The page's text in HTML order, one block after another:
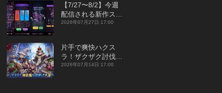
P】
【7/27〜8/2】今週
配信される新作スマ
ホゲームをまとめて
2026年07月27日 17:00
片手で爽快ハクス
ラ！ザクザク討伐し
て神装備を集める放
2026年07月14日 17:00